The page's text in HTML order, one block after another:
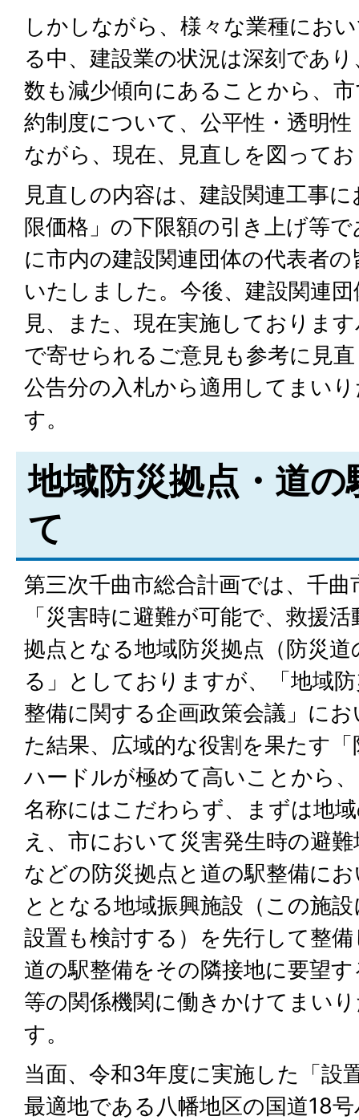
しかしながら、様々な業種にお
る中、建設業の状況は深刻であ
数も減少傾向にあることから、
約制度について、公平性・透明
ながら、現在、見直しを図って
見直しの内容は、建設関連工事
限価格」の下限額の引き上げ等
に市内の建設関連団体の代表者
いたしました。今後、建設関連
見、また、現在実施しておりま
で寄せられるご意見も参考に見
公告分の入札から適用してまい
す。
地域防災拠点・道
て
第三次千曲市総合計画では、千
「災害時に避難が可能で、救援
拠点となる地域防災拠点（防災
る」としておりますが、「地域
整備に関する企画政策会議」に
た結果、広域的な役割を果たす
ハードルが極めて高いことから
名称にはこだわらず、まずは地
え、市において災害発生時の避
などの防災拠点と道の駅整備に
ととなる地域振興施設（この施
設置も検討する）を先行して整
道の駅整備をその隣接地に要望
等の関係機関に働きかけてまい
す。
当面、令和3年度に実施した「設
最適地である八幡地区の国道18